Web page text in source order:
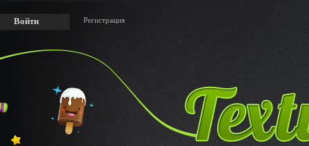
Войти Регистрация